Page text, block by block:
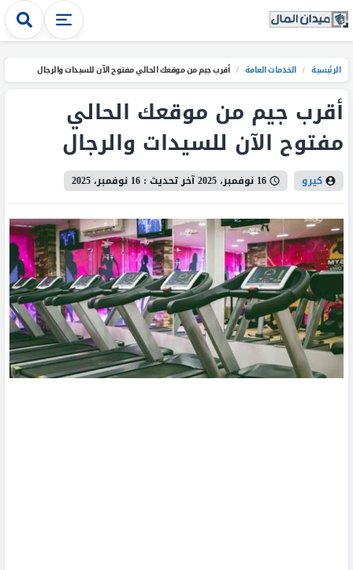
الرئيسية / الخدمات العامة / أقرب جيم من موقعك الحالي مفتوح الآن للسيدات والرجال
أقرب جيم من موقعك الحالي
مفتوح الآن للسيدات والرجال
كيرو 16 نوفمبر، 2025 آخر تحديث : 16 نوفمبر، 2025